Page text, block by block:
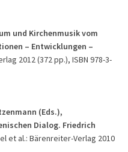
und Kirchenmusik vom
– Entwicklungen –
2012 (372 pp.), ISBN 978-3-
(Eds.),
Dialog. Friedrich
et al.: Bärenreiter-Verlag 2010